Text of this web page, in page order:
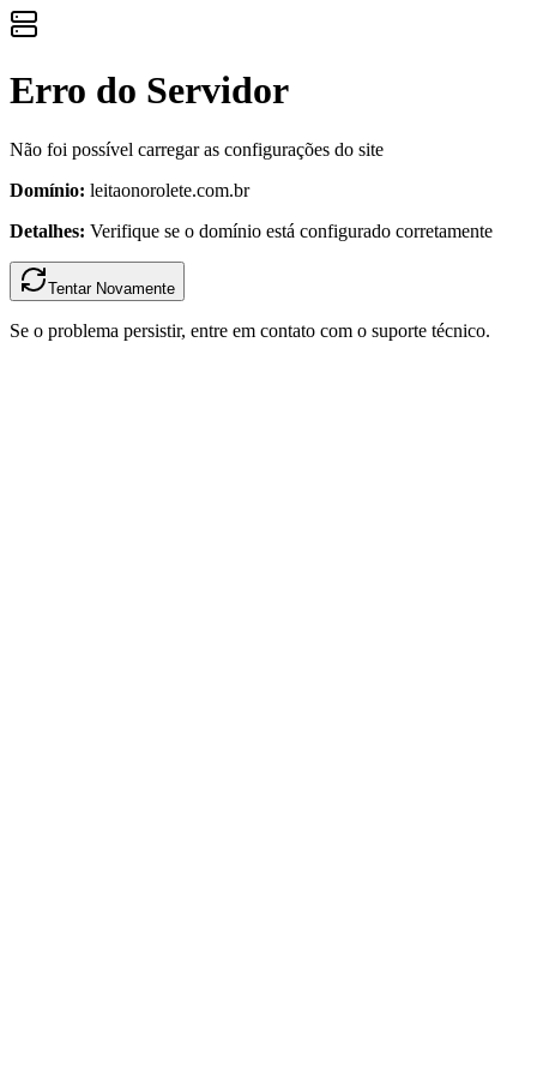
Erro do Servidor
Não foi possível carregar as configurações do site
Domínio: leitaonorolete.com.br
Detalhes: Verifique se o domínio está configurado corretamente
Tentar Novamente
Se o problema persistir, entre em contato com o suporte técnico.